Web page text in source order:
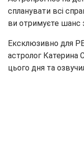
спланувати всі
ви отримуєте шанс
Ексклюзивно для
астролог Катерина
цього дня та